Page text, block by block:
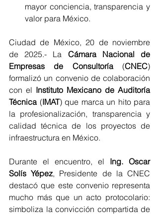
mayor conciencia, transparencia y
valor para México.
Ciudad de México, 20 de noviembre
de 2025.- La Cámara Nacional de
Empresas de Consultoría (CNEC)
formalizó un convenio de colaboración
con el Instituto Mexicano de Auditoría
Técnica (IMAT) que marca un hito para
la profesionalización, transparencia y
calidad técnica de los proyectos de
infraestructura en México.
Durante el encuentro, el Ing. Oscar
Solís Yépez, Presidente de la CNEC
destacó que este convenio representa
mucho más que un acto protocolario:
simboliza la convicción compartida de